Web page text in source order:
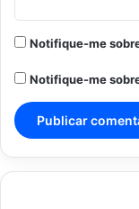
Notifique-me
Notifique-me